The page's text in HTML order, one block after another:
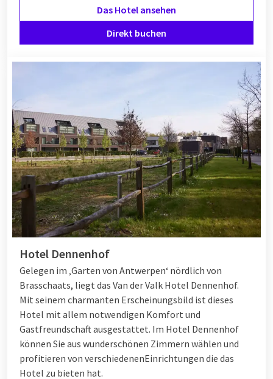
Das Hotel ansehen
Direkt buchen
Hotel Dennenhof
Gelegen im ‚Garten von Antwerpen‘ nördlich von
Brasschaats, liegt das Van der Valk Hotel Dennenhof.
Mit seinem charmanten Erscheinungsbild ist dieses
Hotel mit allem notwendigen Komfort und
Gastfreundschaft ausgestattet. Im Hotel Dennenhof
können Sie aus wunderschönen Zimmern wählen und
profitieren von verschiedenenEinrichtungen die das
Hotel zu bieten hat.